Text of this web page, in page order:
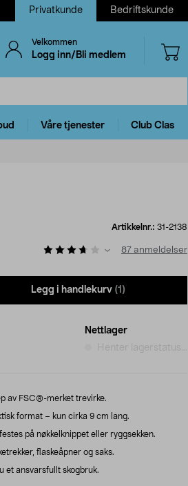
Privatkunde Bedriftskunde
Velkommen
Logg inn/Bli medlem
Våre tjenester Club Clas
Artikkelnr.: 31-2138
87 anmeldelser
Legg i handlekurv (1)
Nettlager
Henter lagerstatus...
av FSC®-merket trevirke.
format – kun cirka 9 cm lang.
på nøkkelknippet eller ryggsekken.
flaskeåpner og saks.
et ansvarsfullt skogbruk.